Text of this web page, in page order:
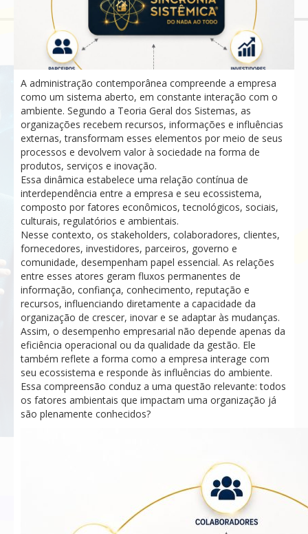
A administração contemporânea compreende a empresa
como um sistema aberto, em constante interação com o
ambiente. Segundo a Teoria Geral dos Sistemas, as
organizações recebem recursos, informações e influências
externas, transformam esses elementos por meio de seus
processos e devolvem valor à sociedade na forma de
produtos, serviços e inovação.
Essa dinâmica estabelece uma relação contínua de
interdependência entre a empresa e seu ecossistema,
composto por fatores econômicos, tecnológicos, sociais,
culturais, regulatórios e ambientais.
Nesse contexto, os stakeholders, colaboradores, clientes,
fornecedores, investidores, parceiros, governo e
comunidade, desempenham papel essencial. As relações
entre esses atores geram fluxos permanentes de
informação, confiança, conhecimento, reputação e
recursos, influenciando diretamente a capacidade da
organização de crescer, inovar e se adaptar às mudanças.
Assim, o desempenho empresarial não depende apenas da
eficiência operacional ou da qualidade da gestão. Ele
também reflete a forma como a empresa interage com
seu ecossistema e responde às influências do ambiente.
Essa compreensão conduz a uma questão relevante: todos
os fatores ambientais que impactam uma organização já
são plenamente conhecidos?